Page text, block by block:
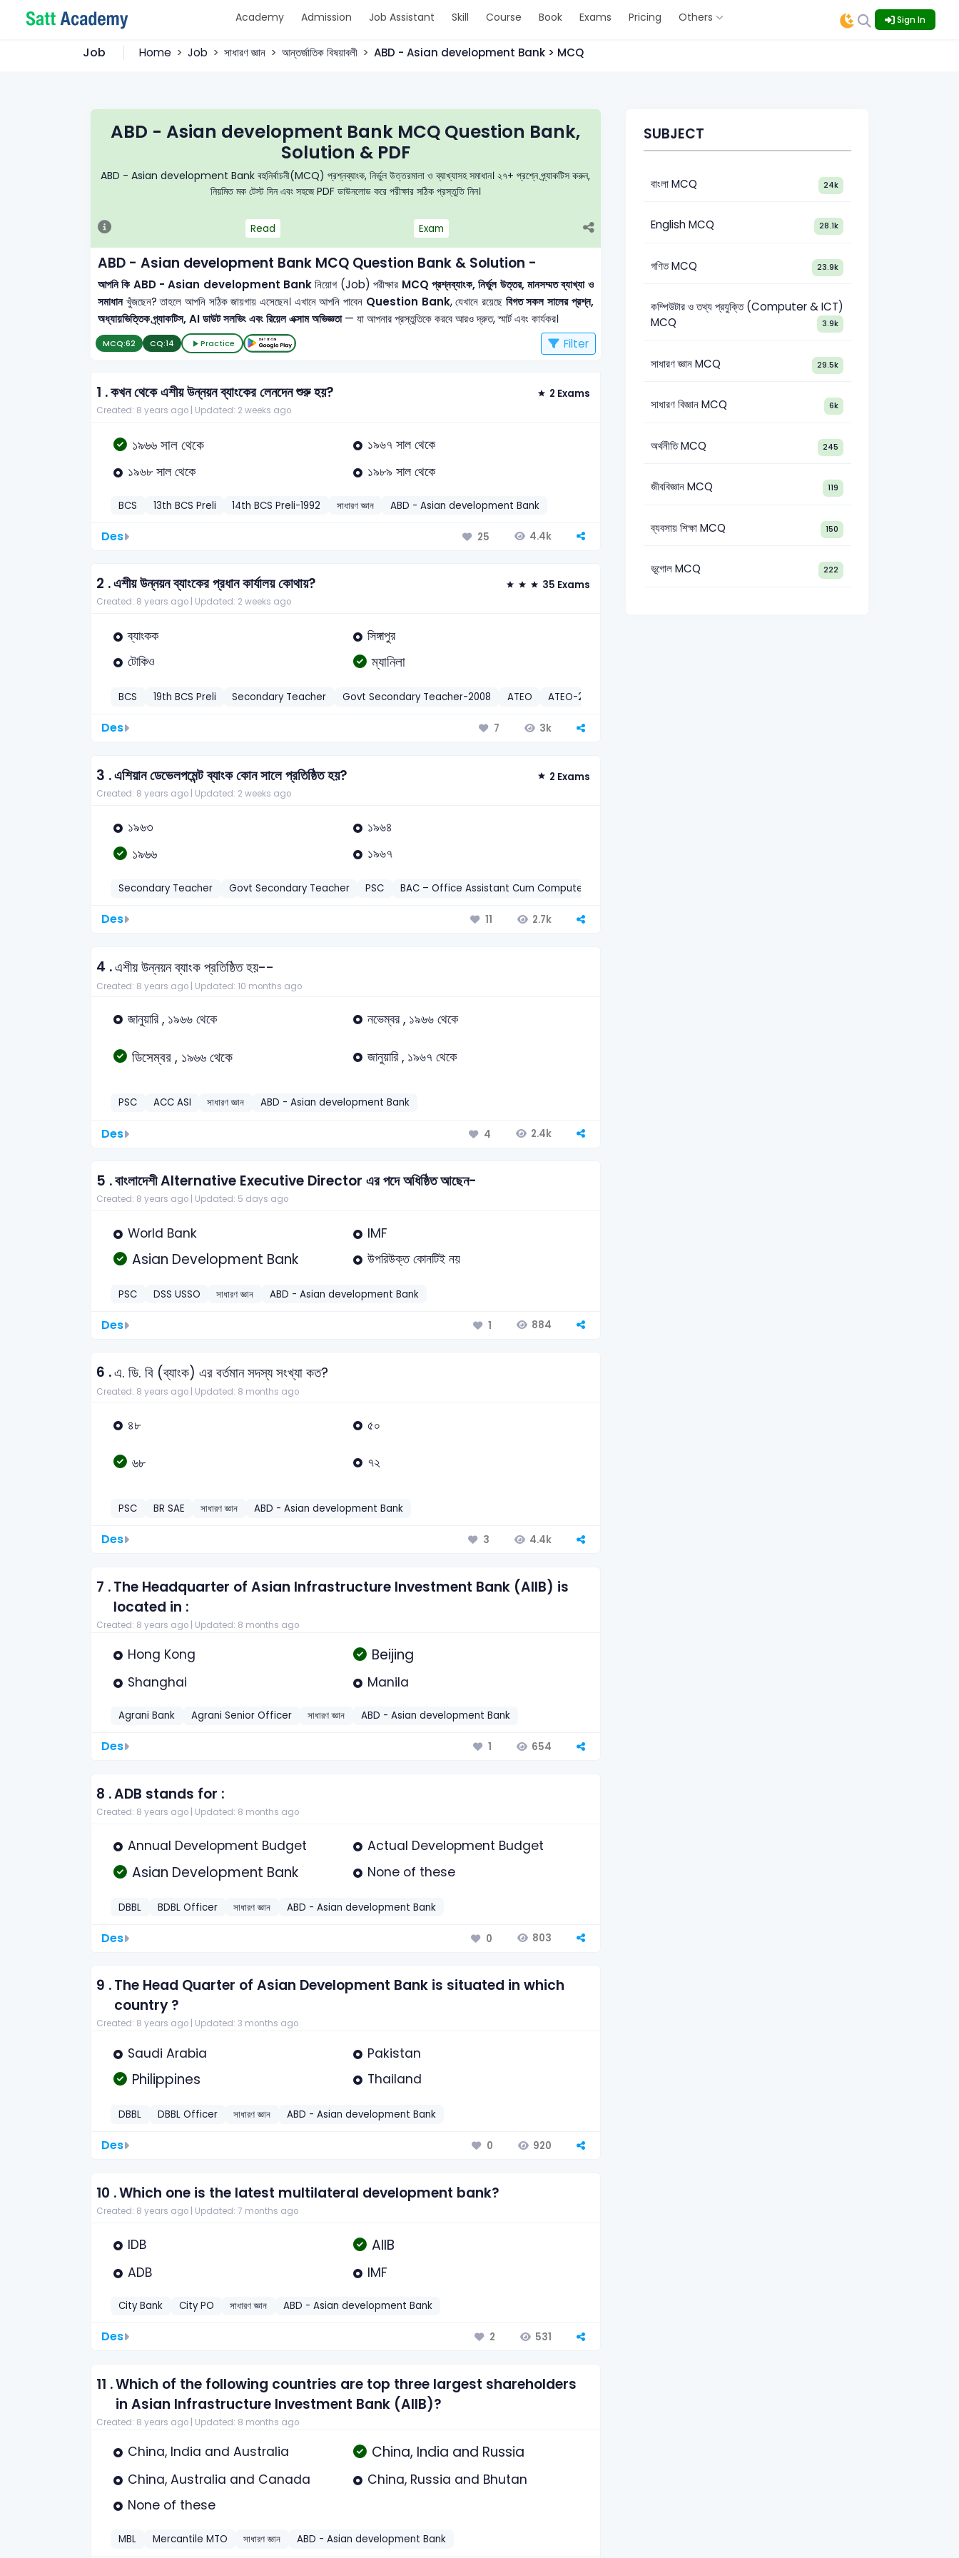
Academy Admission Job Assistant Skill Course Book Exams Pricing Others Sign In
Job Home Job সাধারণ জ্ঞান আন্তর্জাতিক বিষয়াবলী ABD - Asian development Bank > MCQ
ABD - Asian development Bank MCQ Question Bank,
Solution & PDF
ABD - Asian development Bank বহুনির্বাচনী(MCQ) প্রশ্নব্যাংক, নির্ভুল উত্তরমালা ও ব্যাখ্যাসহ সমাধান। ২৭+ প্রশ্নে প্র্যাকটিস করুন,
নিয়মিত মক টেস্ট দিন এবং সহজে PDF ডাউনলোড করে পরীক্ষার সঠিক প্রস্তুতি নিন।
Read Exam
ABD - Asian development Bank MCQ Question Bank & Solution -
আপনি কি ABD - Asian development Bankনিয়োগ (Job) পরীক্ষার MCQ প্রশ্নব্যাংক, নির্ভুল উত্তর, মানসম্মত ব্যাখ্যা ও
সমাধানখুঁজছেন? তাহলে আপনি সঠিক জায়গায় এসেছেন। এখানে আপনি পাবেন Question Bank, যেখানে রয়েছে বিগত সকল সালের প্রশ্ন,
অধ্যায়ভিত্তিক প্র্যাকটিস, AI ডাউট সলভিং এবং রিয়েল এক্সাম অভিজ্ঞতা— যা আপনার প্রস্তুতিকে করবে আরও দ্রুত, স্মার্ট এবং কার্যকর।
MCQ:62 CQ:14 Practice Filter
1 .কখন থেকে এশীয় উন্নয়ন ব্যাংকের লেনদেন শুরু হয়? 2 Exams
Created: 8 years ago | Updated: 2 weeks ago
১৯৬৬ সাল থেকে
১৯৬৭ সাল থেকে
১৯৬৮ সাল থেকে
১৯৮৯ সাল থেকে
BCS 13th BCS Preli 14th BCS Preli-1992 সাধারণ জ্ঞান ABD - Asian development Bank
Des 25 4.4k
2 .এশীয় উন্নয়ন ব্যাংকের প্রধান কার্যালয় কোথায়? 35 Exams
Created: 8 years ago | Updated: 2 weeks ago
ব্যাংকক
সিঙ্গাপুর
টোকিও
ম্যানিলা
BCS 19th BCS Preli Secondary Teacher Govt Secondary Teacher-2008 ATEO ATEO-2004
Des 7 3k
3 .এশিয়ান ডেভেলপমেন্ট ব্যাংক কোন সালে প্রতিষ্ঠিত হয়? 2 Exams
Created: 8 years ago | Updated: 2 weeks ago
১৯৬৩ ১৯৬৪
১৯৬৬ ১৯৬৭
Secondary Teacher Govt Secondary Teacher PSC BAC – Office Assistant Cum Computer Typist-2025
Des 11 2.7k
4 .এশীয় উন্নয়ন ব্যাংক প্রতিষ্ঠিত হয়--
Created: 8 years ago | Updated: 10 months ago
জানুয়ারি , ১৯৬৬ থেকে নভেম্বর , ১৯৬৬ থেকে
ডিসেম্বর , ১৯৬৬ থেকে জানুয়ারি , ১৯৬৭ থেকে
PSC ACC ASI সাধারণ জ্ঞান ABD - Asian development Bank
Des 4 2.4k
5 .বাংলাদেশী Alternative Executive Director এর পদে অধিষ্ঠিত আছেন-
Created: 8 years ago | Updated: 5 days ago
World Bank IMF
Asian Development Bank উপরিউক্ত কোনটিই নয়
PSC DSS USSO সাধারণ জ্ঞান ABD - Asian development Bank
Des 1 884
6 .এ. ডি. বি (ব্যাংক) এর বর্তমান সদস্য সংখ্যা কত?
Created: 8 years ago | Updated: 8 months ago
৪৮ ৫০
৬৮ ৭২
PSC BR SAE সাধারণ জ্ঞান ABD - Asian development Bank
Des 3 4.4k
7 .The Headquarter of Asian Infrastructure Investment Bank (AIIB) is
located in :
Created: 8 years ago | Updated: 8 months ago
Hong Kong Beijing
Shanghai Manila
Agrani Bank Agrani Senior Officer সাধারণ জ্ঞান ABD - Asian development Bank
Des 1 654
8 .ADB stands for :
Created: 8 years ago | Updated: 8 months ago
Annual Development Budget Actual Development Budget
Asian Development Bank None of these
DBBL BDBL Officer সাধারণ জ্ঞান ABD - Asian development Bank
Des 0 803
9 .The Head Quarter of Asian Development Bank is situated in which
country ?
Created: 8 years ago | Updated: 3 months ago
Saudi Arabia Pakistan
Philippines Thailand
DBBL DBBL Officer সাধারণ জ্ঞান ABD - Asian development Bank
Des 0 920
10 .Which one is the latest multilateral development bank?
Created: 8 years ago | Updated: 7 months ago
IDB AIIB
ADB IMF
City Bank City PO সাধারণ জ্ঞান ABD - Asian development Bank
Des 2 531
11 .Which of the following countries are top three largest shareholders
in Asian Infrastructure Investment Bank (AIIB)?
Created: 8 years ago | Updated: 8 months ago
China, India and Australia China, India and Russia
China, Australia and Canada
China, Russia and Bhutan
None of these
MBL Mercantile MTO সাধারণ জ্ঞান ABD - Asian development Bank
SUBJECT
বাংলা MCQ 24k
English MCQ 28.1k
গণিত MCQ 23.9k
কম্পিউটার ও তথ্য প্রযুক্তি (Computer & ICT)
MCQ
3.9k
সাধারণ জ্ঞান MCQ 29.5k
সাধারণ বিজ্ঞান MCQ 6k
অর্থনীতি MCQ 245
জীববিজ্ঞান MCQ 119
ব্যবসায় শিক্ষা MCQ 150
ভূগোল MCQ 222